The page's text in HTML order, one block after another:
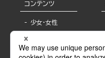
コンテンツ
少女・女性
BL